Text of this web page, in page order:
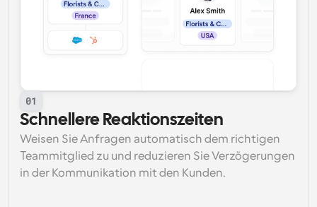
01
Schnellere Reaktionszeiten
Weisen Sie Anfragen automatisch dem richtigen
Teammitglied zu und reduzieren Sie Verzögerungen
in der Kommunikation mit den Kunden.